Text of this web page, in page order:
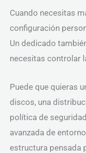
Cuando necesitas
configuración
Un dedicado
necesitas controlar
Puede que quieras
discos, una
política de
avanzada de
estructura pensada